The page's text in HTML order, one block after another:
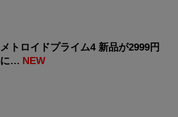
メトロイドプライム4 新品が2999円
に… NEW